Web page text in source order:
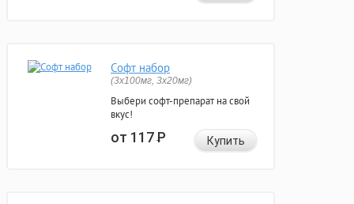
Софт набор
(3x100мг, 3x20мг)
Выбери софт-препарат на свой
вкус!
от 117Р Купить